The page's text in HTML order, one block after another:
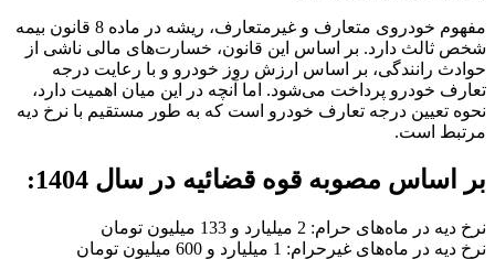
مفهوم خودروی متعارف و غیرمتعارف، ریشه در ماده 8 قانون بیمه
شخص ثالث دارد. بر اساس این قانون، خسارت‌های مالی ناشی از
حوادث رانندگی، بر اساس ارزش روز خودرو و با رعایت درجه
تعارف خودرو پرداخت می‌شود. اما آنچه در این میان اهمیت دارد،
نحوه تعیین درجه تعارف خودرو است که به طور مستقیم با نرخ دیه
مرتبط است.
بر اساس مصوبه قوه قضائیه در سال 1404:
نرخ دیه در ماه‌های حرام: 2 میلیارد و 133 میلیون تومان
نرخ دیه در ماه‌های غیرحرام: 1 میلیارد و 600 میلیون تومان